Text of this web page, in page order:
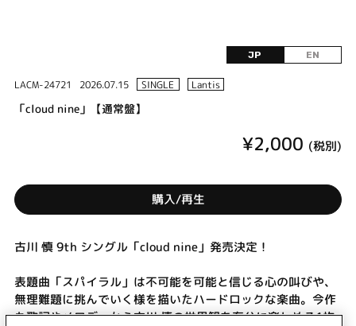
JP EN
LACM-24721 2026.07.15 SINGLE Lantis
「cloud nine」【通常盤】
¥2,000 (税別)
購入/再生
古川 慎 9th シングル「cloud nine」発売決定！
表題曲「スパイラル」は不可能を可能と信じる心の叫びや、
無理難題に挑んでいく様を描いたハードロックな楽曲。今作
も歌詞やメロディから古川 慎の世界観を存分に楽しめる1枚